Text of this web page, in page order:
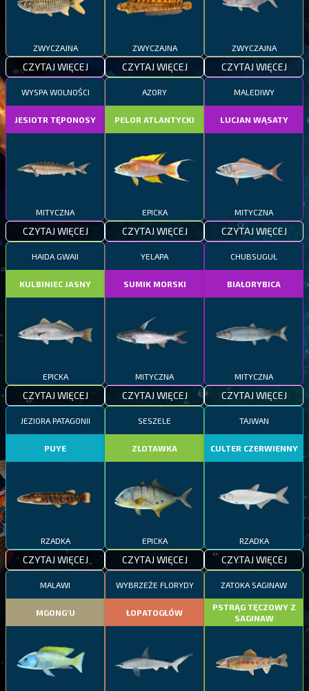
ZWYCZAJNA
CZYTAJ WIĘCEJ
ZWYCZAJNA
CZYTAJ WIĘCEJ
ZWYCZAJNA
CZYTAJ WIĘCEJ
WYSPA WOLNOŚCI
JESIOTR TĘPONOSY
MITYCZNA
CZYTAJ WIĘCEJ
AZORY
PELOR ATLANTYCKI
EPICKA
CZYTAJ WIĘCEJ
MALEDIWY
LUCJAN WĄSATY
MITYCZNA
CZYTAJ WIĘCEJ
HAIDA GWAII
KULBINIEC JASNY
EPICKA
CZYTAJ WIĘCEJ
YELAPA
SUMIK MORSKI
MITYCZNA
CZYTAJ WIĘCEJ
CHUBSUGUŁ
BIAŁORYBICA
MITYCZNA
CZYTAJ WIĘCEJ
JEZIORA PATAGONII
PUYE
RZADKA
CZYTAJ WIĘCEJ
SESZELE
ZŁOTAWKA
EPICKA
CZYTAJ WIĘCEJ
TAJWAN
CULTER CZERWIENNY
RZADKA
CZYTAJ WIĘCEJ
MALAWI
MGONG'U
WYBRZEŻE FLORYDY
ŁOPATOGŁÓW
ZATOKA SAGINAW
PSTRĄG TĘCZOWY Z
SAGINAW